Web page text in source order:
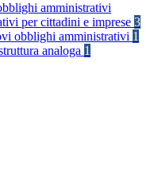
amministrativi
per cittadini e imprese 3
obblighi amministrativi 1
analoga 1